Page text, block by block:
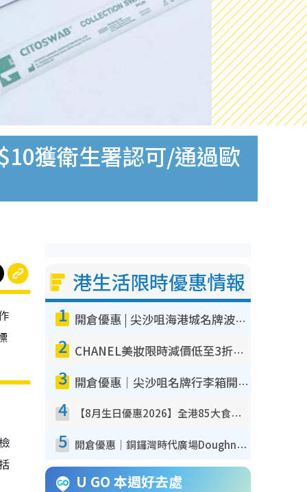
獲衛生署認可/通過歐
港生活限時優惠情報
1 開倉優惠 | 尖沙咀海港城名牌波鞋開倉低至1折！On鞋$899起／Joy&Peace鞋履$98起
2 CHANEL美妝限時減價低至3折！人氣粉底/唇膏/精華液低至$275！COCO香水都有平
3 開倉優惠｜尖沙咀名牌行李箱開倉低至4折！一連5日 American Tourister/ace./Hallmark $200起！
4 【8月生日優惠2026】全港85大食買玩著數攻略 自助餐/火鍋放題同行免費＋誠品/DONKI送現金券
5 開倉優惠｜銅鑼灣時代廣場Doughnut/Campo Marzio開倉低至1折！背囊、書包、手袋劈價$200起
U GO 本週好去處